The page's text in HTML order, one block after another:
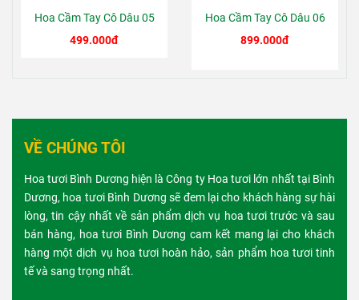
Hoa Cầm Tay Cô Dâu 05
499.000đ
Hoa Cầm Tay Cô Dâu 06
899.000đ
VỀ CHÚNG TÔI
Hoa tươi Bình Dương hiện là Công ty Hoa tươi lớn nhất tại Bình
Dương, hoa tươi Bình Dương sẽ đem lại cho khách hàng sự hài
lòng, tin cậy nhất về sản phẩm dịch vụ hoa tươi trước và sau
bán hàng, hoa tươi Bình Dương cam kết mang lại cho khách
hàng một dịch vụ hoa tươi hoàn hảo, sản phẩm hoa tươi tinh
tế và sang trọng nhất.